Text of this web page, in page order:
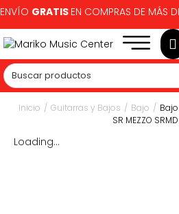
ENVÍO GRATIS EN COMPRAS DE MÁS
Inicio / Guitarras y Bajos / Bajo /
SR MEZZO
Loading...